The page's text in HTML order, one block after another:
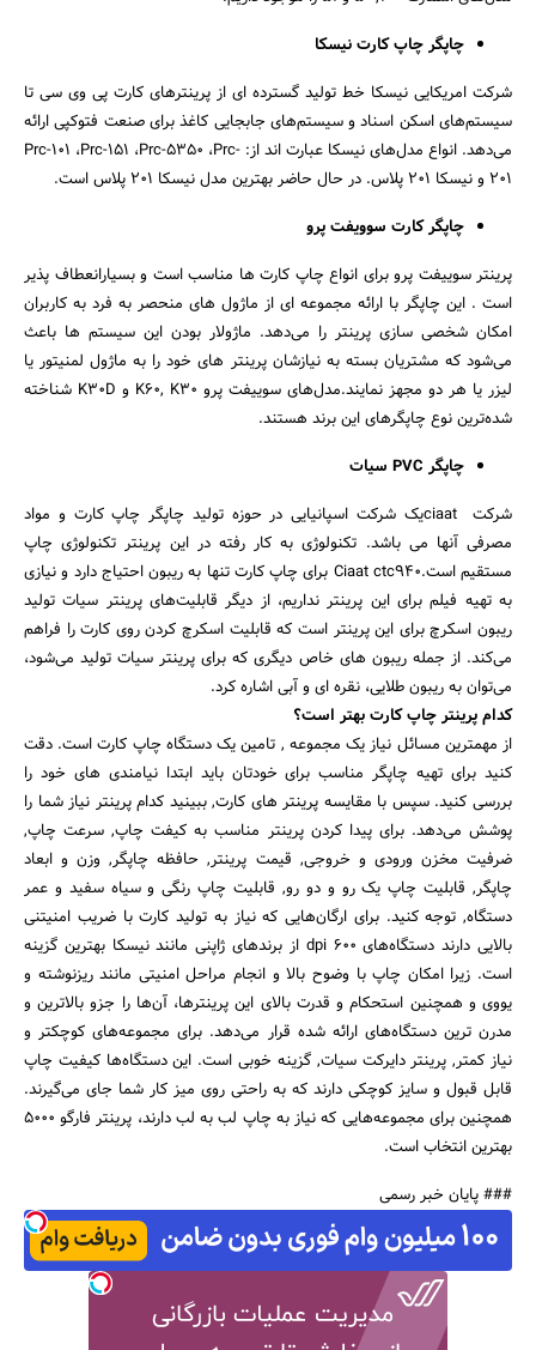
چاپگر چاپ کارت نیسکا
شرکت امریکایی نیسکا خط تولید گسترده ای از پرینترهای کارت پی وی سی تا
سیستم‌های اسکن اسناد و سیستم‌های جابجایی کاغذ برای صنعت فتوکپی ارائه
می‌دهد. انواع مدل‌های نیسکا عبارت اند از: Prc-101 ،Prc-151 ،Prc-5350 ،Prc-
201 و نیسکا 201 پلاس. در حال حاضر بهترین مدل نیسکا 201 پلاس است.
چاپگر کارت سوویفت پرو
پرینتر سوییفت پرو برای انواع چاپ کارت ها مناسب است و بسیارانعطاف پذیر
است . این چاپگر با ارائه مجموعه ای از ماژول های منحصر به فرد به کاربران
امکان شخصی سازی پرینتر را می‌دهد. ماژولار بودن این سیستم ها باعث
می‌شود که مشتریان بسته به نیازشان پرینتر های خود را به ماژول لمنیتور یا
لیزر یا هر دو مجهز نمایند.مدل‌های سوییفت پرو K60, K30 و K30D شناخته
شده‌ترین نوع چاپگرهای این برند هستند.
چاپگر PVC سیات
شرکت ciaatیک شرکت اسپانیایی در حوزه تولید چاپگر چاپ کارت و مواد
مصرفی آنها می باشد. تکنولوژی به کار رفته در این پرینتر تکنولوژی چاپ
مستقیم است.Ciaat ctc940 برای چاپ کارت تنها به ریبون احتیاج دارد و نیازی
به تهیه فیلم برای این پرینتر نداریم، از دیگر قابلیت‌های پرینتر سیات تولید
ریبون اسکرچ برای این پرینتر است که قابلیت اسکرچ کردن روی کارت را فراهم
می‌کند. از جمله ریبون های خاص دیگری که برای پرینتر سیات تولید می‌شود،
می‌توان به ریبون طلایی، نقره ای و آبی اشاره کرد.
کدام پرینتر چاپ کارت بهتر است؟
از مهمترین مسائل نیاز یک مجموعه , تامین یک دستگاه چاپ کارت است. دقت
کنید برای تهیه چاپگر مناسب برای خودتان باید ابتدا نیامندی های خود را
بررسی کنید. سپس با مقایسه پرینتر های کارت, ببینید کدام پرینتر نیاز شما را
پوشش می‌دهد. برای پیدا کردن پرینتر مناسب به کیفت چاپ, سرعت چاپ,
ضرفیت مخزن ورودی و خروجی, قیمت پرینتر, حافظه چاپگر, وزن و ابعاد
چاپگر, قابلیت چاپ یک رو و دو رو, قابلیت چاپ رنگی و سیاه سفید و عمر
دستگاه, توجه کنید. برای ارگان‌هایی که نیاز به تولید کارت با ضریب امنیتنی
بالایی دارند دستگاه‌های 600 dpi از برندهای ژاپنی مانند نیسکا بهترین گزینه
است. زیرا امکان چاپ با وضوح بالا و انجام مراحل امنیتی مانند ریزنوشته و
یووی و همچنین استحکام و قدرت بالای این پرینترها، آن‌ها را جزو بالاترین و
مدرن ترین دستگاه‌های ارائه شده قرار می‌دهد. برای مجموعه‌های کوچکتر و
نیاز کمتر, پرینتر دایرکت سیات, گزینه خوبی است. این دستگاه‌ها کیفیت چاپ
قابل قبول و سایز کوچکی دارند که به راحتی روی میز کار شما جای می‌گیرند.
همچنین برای مجموعه‌هایی که نیاز به چاپ لب به لب دارند، پرینتر فارگو 5000
بهترین انتخاب است.
### پایان خبر رسمی